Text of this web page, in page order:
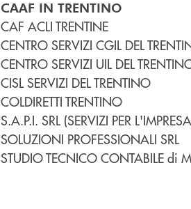
CAAF IN TRENTINO
CAF ACLI TRENTINE
CENTRO SERVIZI CGIL DEL
CENTRO SERVIZI UIL DEL
CISL SERVIZI DEL TRENTINO
COLDIRETTI TRENTINO
S.A.P.I. SRL (SERVIZI PER
SOLUZIONI PROFESSIONALI SRL
STUDIO TECNICO CONTABILE di